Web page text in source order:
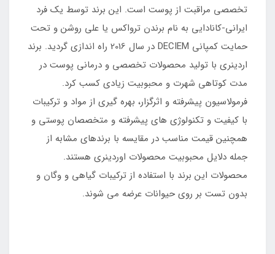
تخصصی مراقبت از پوست است. این برند توسط یک فرد
ایرانی-کانادایی به نام برندن ترواکس یا علی روشن و تحت
حمایت کمپانی DECIEM در سال 2016 راه اندازی گردید. برند
اردینری با تولید محصولات تخصصی و درمانی پوست در
مدت کوتاهی شهرت و محبوبیت زیادی کسب کرد.
فرمولاسیون پیشرفته و اثرگزار، بهره گیری از مواد و ترکیبات
با کیفیت و تکنولوژی ‌های پیشرفته و متخصصان پوستی و
همچنین قیمت مناسب در مقایسه با برندهای مشابه از
جمله دلایل محبوبیت محصولات اوردینری هستند.
محصولات این برند با استفاده از ترکیبات گیاهی و وگان و
بدون تست بر روی حیوانات عرضه می شوند.